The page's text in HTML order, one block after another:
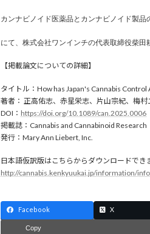
:
カンナビノイド医薬品とカンナビノイド製品
にて、株式会社ワンインチの代表取締役柴田
【掲載論文についての詳細】
タイトル：How has Japan's Cannabis Control
著者： 正高佑志、赤星栄志、片山宗紀、梅
DOI： https://doi.org/10.1089/can.2025.0006
掲載誌：Cannabis and Cannabinoid Research
発行：Mary Ann Liebert, Inc.
日本語仮訳版はこちらからダウンロードでき
http://cannabis.kenkyuukai.jp/information/
Facebook X
Copy